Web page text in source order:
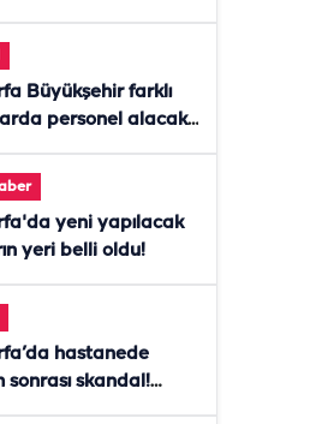
Büyükşehir farklı
personel alacak!
yeni yapılacak
yeri belli oldu!
hastanede
sonrası skandal!